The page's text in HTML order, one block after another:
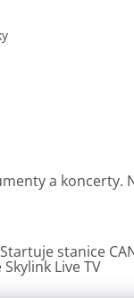
a koncerty.
stanice
Live TV